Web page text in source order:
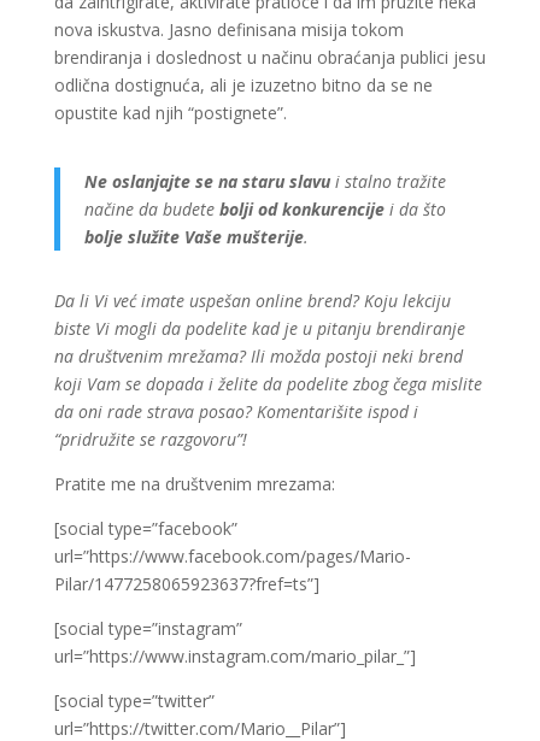
nova iskustva. Jasno definisana misija tokom
brendiranja i doslednost u načinu obraćanja publici jesu
odlična dostignuća, ali je izuzetno bitno da se ne
opustite kad njih “postignete”.
Ne oslanjajte se na staru slavui stalno tražite
načine da budete bolji od konkurencijei da što
bolje služite Vaše mušterije.
Da li Vi već imate uspešan online brend? Koju lekciju
biste Vi mogli da podelite kad je u pitanju brendiranje
na društvenim mrežama? Ili možda postoji neki brend
koji Vam se dopada i želite da podelite zbog čega mislite
da oni rade strava posao? Komentarišite ispod i
“pridružite se razgovoru”!
Pratite me na društvenim mrezama:
[social type=”facebook”
url=”https://www.facebook.com/pages/Mario-
Pilar/1477258065923637?fref=ts”]
[social type=”instagram”
url=”https://www.instagram.com/mario_pilar_”]
[social type=”twitter”
url=”https://twitter.com/Mario__Pilar”]